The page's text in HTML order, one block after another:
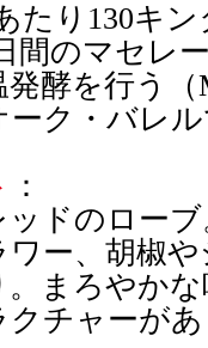
たり130キ
間のマセレ
発酵を行う
ーク・バレ
：
ッドのロー
ワー、胡椒
。まろやか
クチャーが